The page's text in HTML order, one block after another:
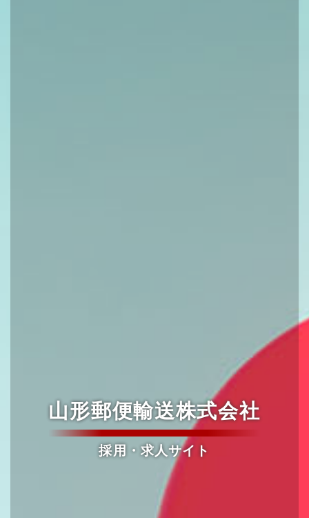
山形郵便輸送株式会社
採用・求人サイト